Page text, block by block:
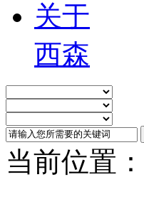
关于
西森
当前位置：